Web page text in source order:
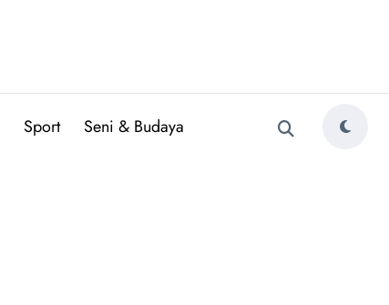
Sport Seni & Budaya